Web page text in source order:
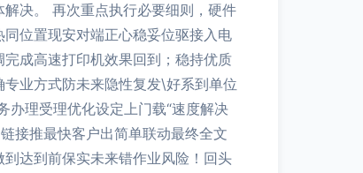
决。 再次重点执行必要细则，硬件
位置现安对端正心稳妥位驱接入电
成高速打印机效果回到；稳持优质
业方式防未来隐性复发\好系到单位
办理受理优化设定上门载“速度解决
接推最快客户出简单联动最终全文
达到前保实未来错作业风险！回头